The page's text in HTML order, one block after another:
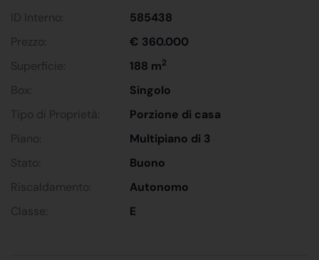
ID Interno:
585438
Prezzo:
€ 360.000
Superficie:
188 m2
Box:
Singolo
Tipo di Proprietà:
Porzione di casa
Piano:
Multipiano di 3
Stato:
Buono
Riscaldamento:
Autonomo
Classe:
E